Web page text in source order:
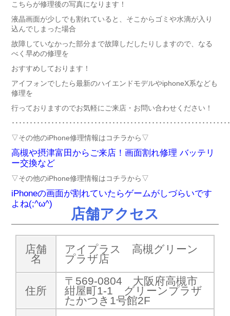
こちらが修理後の写真になります！
液晶画面が少しでも割れていると、そこからゴミや水滴が入り
込んでしまった場合
故障していなかった部分まで故障しだしたりしますので、なる
べく早めの修理を
おすすめしております！
アイフォンでしたら最新のハイエンドモデルやiphoneX系なども
修理を
行っておりますのでお気軽にご来店・お問い合わせください！
････････････････････････････････････････････････････････････
▽その他のiPhone修理情報はコチラから▽
高槻や摂津富田からご来店！画面割れ修理 バッテリ
ー交換など
▽その他のiPhone修理情報はコチラから▽
iPhoneの画面が割れていたらゲームがしづらいです
よね(;^ω^)
店舗アクセス
店舗
名
アイプラス 高槻グリーン
プラザ店
住所
〒569-0804 大阪府高槻市
紺屋町1-1 グリーンプラザ
たかつき1号館2F